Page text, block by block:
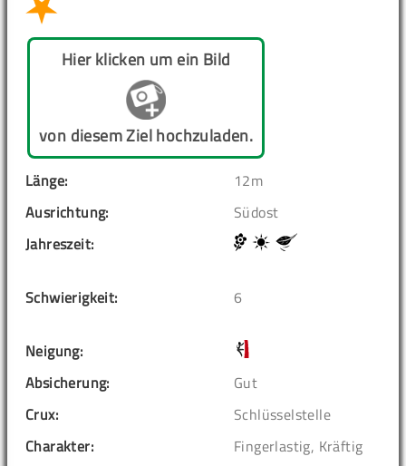
Hier klicken um ein Bild
von diesem Ziel hochzuladen.
Länge:
12m
Ausrichtung:
Südost
Jahreszeit:
Schwierigkeit: 6
Neigung:
Absicherung:
Gut
Crux:
Schlüsselstelle
Charakter:
Fingerlastig, Kräftig